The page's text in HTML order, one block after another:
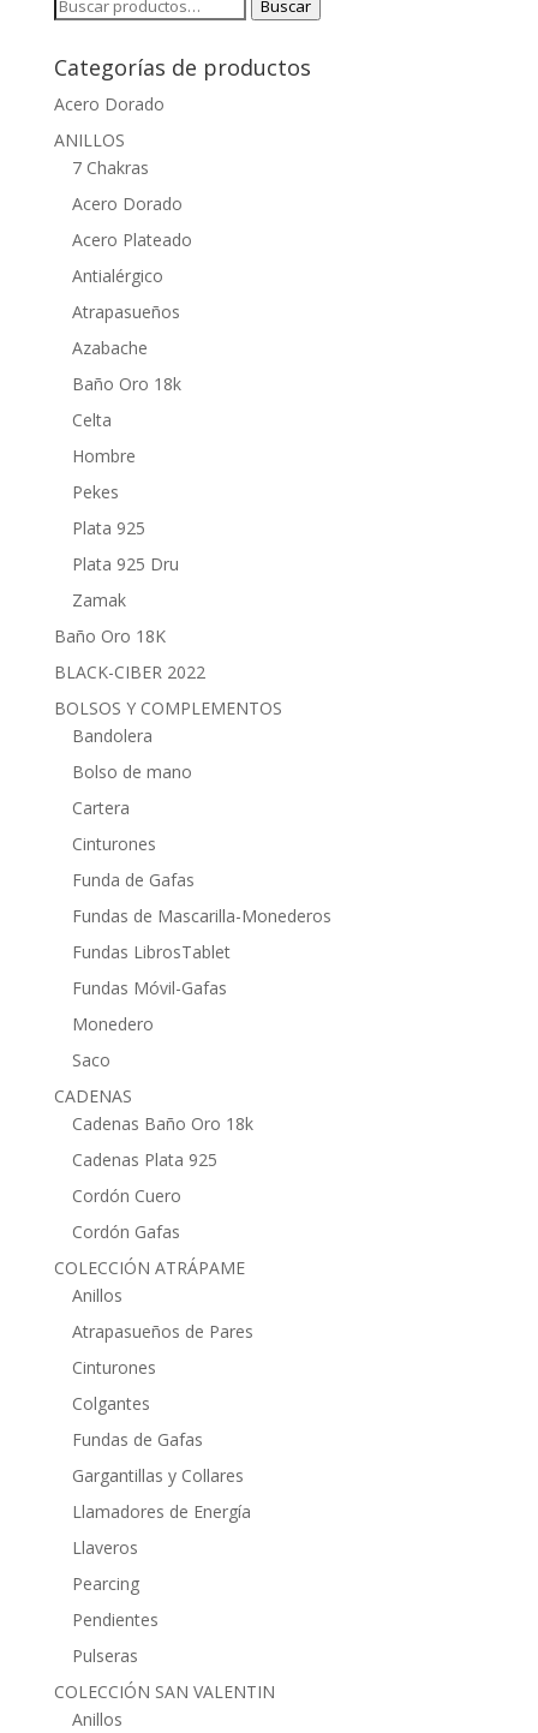
Buscar
Categorías de productos
Acero Dorado
ANILLOS
7 Chakras
Acero Dorado
Acero Plateado
Antialérgico
Atrapasueños
Azabache
Baño Oro 18k
Celta
Hombre
Pekes
Plata 925
Plata 925 Dru
Zamak
Baño Oro 18K
BLACK-CIBER 2022
BOLSOS Y COMPLEMENTOS
Bandolera
Bolso de mano
Cartera
Cinturones
Funda de Gafas
Fundas de Mascarilla-Monederos
Fundas LibrosTablet
Fundas Móvil-Gafas
Monedero
Saco
CADENAS
Cadenas Baño Oro 18k
Cadenas Plata 925
Cordón Cuero
Cordón Gafas
COLECCIÓN ATRÁPAME
Anillos
Atrapasueños de Pares
Cinturones
Colgantes
Fundas de Gafas
Gargantillas y Collares
Llamadores de Energía
Llaveros
Pearcing
Pendientes
Pulseras
COLECCIÓN SAN VALENTIN
Anillos